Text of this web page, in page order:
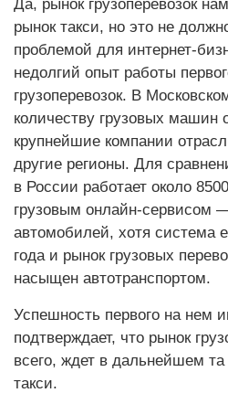
Да, рынок грузоперевозок
рынок такси, но это не
проблемой для интернет-
недолгий опыт работы
грузоперевозок. В
количеству грузовых машин
крупнейшие компании
другие регионы. Для
в России работает около
грузовым онлайн-сервисом
автомобилей, хотя система
года и рынок грузовых
насыщен автотранспортом.
Успешность первого на нем
подтверждает, что рынок
всего, ждет в дальнейшем
такси.